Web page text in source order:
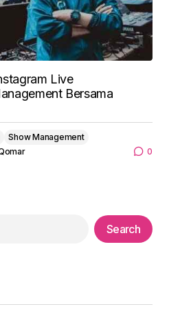
Live
Bersama
Show Management
0
Search